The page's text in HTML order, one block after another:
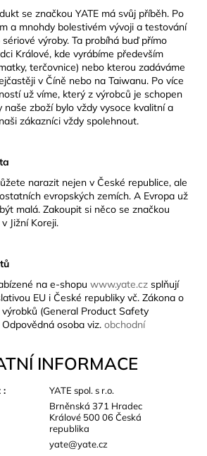
se značkou YATE má svůj příběh. Po
a mnohdy bolestivém vývoji a testování
výroby. Ta probíhá buď přímo
Králové, kde vyrábíme především
terčovnice) nebo kterou zadáváme
v Číně nebo na Taiwanu. Po více
už víme, který z výrobců je schopen
zboží bylo vždy vysoce kvalitní a
zákazníci vždy spolehnout.
narazit nejen v České republice, ale
evropských zemích. A Evropa už
malá. Zakoupit si něco se značkou
Jižní Koreji.
na e-shopu www.yate.cz splňují
EU i České republiky vč. Zákona o
(General Product Safety
osoba viz. obchodní
INFORMACE
: YATE spol. s r.o.
Brněnská 371 Hradec
Králové 500 06 Česká
republika
yate@yate.cz